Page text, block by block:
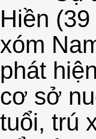
Hiền
xóm
phát
cơ sở
tuổi, trú